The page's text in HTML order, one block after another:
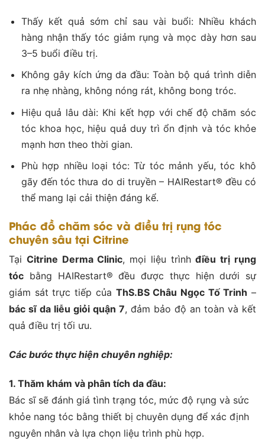
Thấy kết quả sớm chỉ sau vài buổi: Nhiều khách
hàng nhận thấy tóc giảm rụng và mọc dày hơn sau
3–5 buổi điều trị.
Không gây kích ứng da đầu: Toàn bộ quá trình diễn
ra nhẹ nhàng, không nóng rát, không bong tróc.
Hiệu quả lâu dài: Khi kết hợp với chế độ chăm sóc
tóc khoa học, hiệu quả duy trì ổn định và tóc khỏe
mạnh hơn theo thời gian.
Phù hợp nhiều loại tóc: Từ tóc mảnh yếu, tóc khô
gãy đến tóc thưa do di truyền – HAIRestart® đều có
thể mang lại cải thiện đáng kể.
Phác đồ chăm sóc và điều trị rụng tóc
chuyên sâu tại Citrine
Tại Citrine Derma Clinic, mọi liệu trìnhđiều trị rụng
tóc bằng HAIRestart® đều được thực hiện dưới sự
giám sát trực tiếp của ThS.BS Châu Ngọc Tố Trinh –
bác sĩ da liễu giỏi quận 7, đảm bảo độ an toàn và kết
quả điều trị tối ưu.
Các bước thực hiện chuyên nghiệp:
1. Thăm khám và phân tích da đầu:
Bác sĩ sẽ đánh giá tình trạng tóc, mức độ rụng và sức
khỏe nang tóc bằng thiết bị chuyên dụng để xác định
nguyên nhân và lựa chọn liệu trình phù hợp.